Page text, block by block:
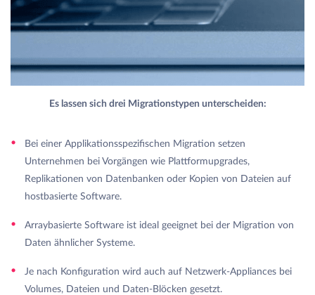
Es lassen sich drei Migrationstypen unterscheiden:
Bei einer Applikationsspezifischen Migration setzen
Unternehmen bei Vorgängen wie Plattformupgrades,
Replikationen von Datenbanken oder Kopien von Dateien auf
hostbasierte Software.
Arraybasierte Software ist ideal geeignet bei der Migration von
Daten ähnlicher Systeme.
Je nach Konfiguration wird auch auf Netzwerk-Appliances bei
Volumes, Dateien und Daten-Blöcken gesetzt.